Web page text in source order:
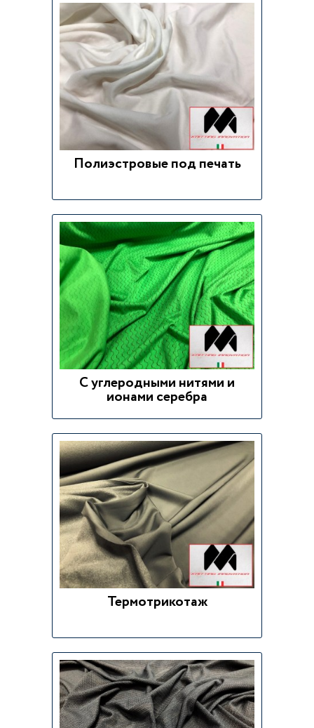
Полиэстровые под печать
С углеродными нитями и
ионами серебра
Термотрикотаж